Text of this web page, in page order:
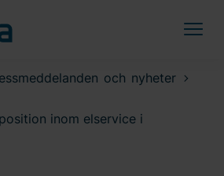
och nyheter
inom elservice i